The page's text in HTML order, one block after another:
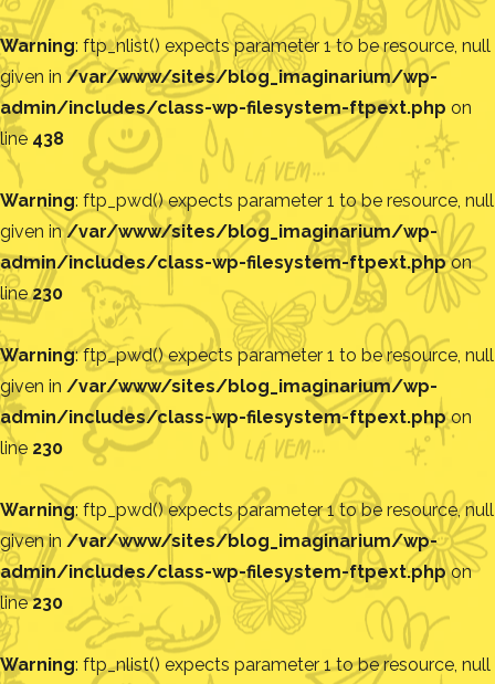
Warning: ftp_nlist() expects parameter 1 to be resource, null
given in /var/www/sites/blog_imaginarium/wp-
admin/includes/class-wp-filesystem-ftpext.php on
line 438
Warning: ftp_pwd() expects parameter 1 to be resource, null
given in/var/www/sites/blog_imaginarium/wp-
admin/includes/class-wp-filesystem-ftpext.phpon
line230
Warning: ftp_pwd() expects parameter 1 to be resource, null
given in /var/www/sites/blog_imaginarium/wp-
admin/includes/class-wp-filesystem-ftpext.phpon
line 230
Warning: ftp_pwd() expects parameter 1 to be resource, null
given in /var/www/sites/blog_imaginarium/wp-
admin/includes/class-wp-filesystem-ftpext.phpon
line230
Warning: ftp_nlist() expects parameter 1 to be resource, null